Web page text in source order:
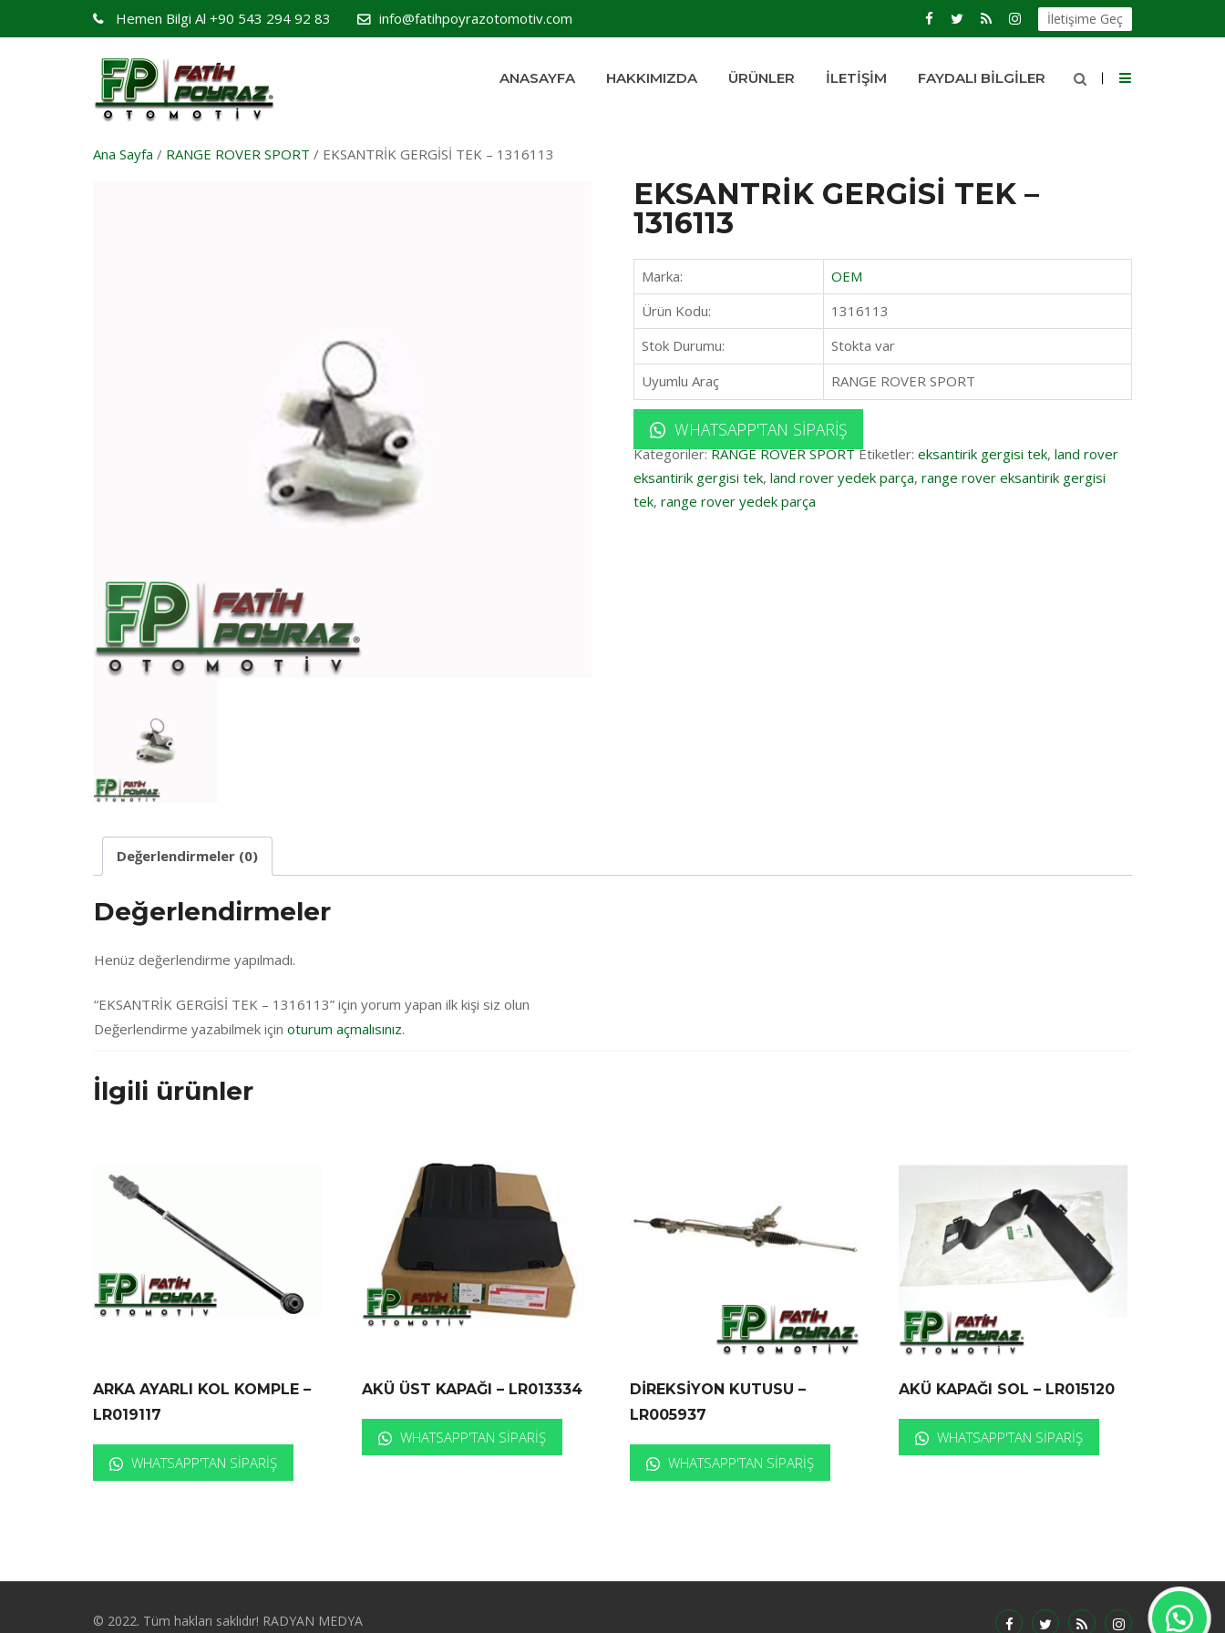
Hemen Bilgi Al +90 543 294 92 83 info@fatihpoyrazotomotiv.com İletişime Geç
ANASAYFA HAKKIMIZDA ÜRÜNLER İLETIŞIM FAYDALI BILGILER
Ana Sayfa / RANGE ROVER SPORT / EKSANTRİK GERGİSİ TEK – 1316113
EKSANTRİK GERGİSİ TEK –
1316113
Marka:
OEM
Ürün Kodu:
1316113
Stok Durumu:
Stokta var
Uyumlu Araç
RANGE ROVER SPORT
WHATSAPP'TAN SIPARIŞ
Kategoriler:RANGE ROVER SPORT Etiketler: eksantirik gergisi tek, land rover
eksantirik gergisi tek, land rover yedek parça, range rover eksantirik gergisi
tek, range rover yedek parça
Değerlendirmeler (0)
Değerlendirmeler
Henüz değerlendirme yapılmadı.
“EKSANTRİK GERGİSİ TEK – 1316113” için yorum yapan ilk kişi siz olun
Değerlendirme yazabilmek için oturum açmalısınız.
İlgili ürünler
ARKA AYARLI KOL KOMPLE –
LR019117
WHATSAPP'TAN SIPARIŞ
AKÜ ÜST KAPAĞI – LR013334
WHATSAPP'TAN SIPARIŞ
DİREKSİYON KUTUSU –
LR005937
WHATSAPP'TAN SIPARIŞ
AKÜ KAPAĞI SOL – LR015120
WHATSAPP'TAN SIPARIŞ
© 2022. Tüm hakları saklıdır! RADYAN MEDYA